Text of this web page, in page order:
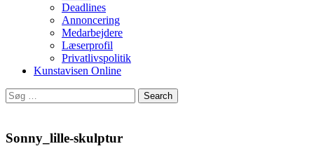
Deadlines
Annoncering
Medarbejdere
Læserprofil
Privatlivspolitik
Kunstavisen Online
Search
for:
Sonny_lille-skulptur